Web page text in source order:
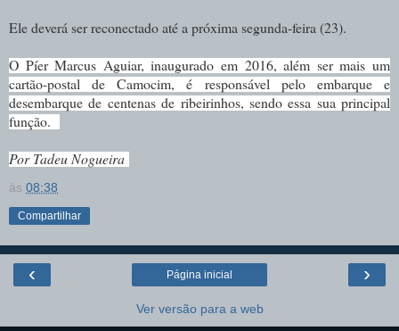
Ele deverá ser reconectado até a próxima segunda-feira (23).
O Píer Marcus Aguiar, inaugurado em 2016, além ser mais um
cartão-postal de Camocim, é responsável pelo embarque e
desembarque de centenas de ribeirinhos, sendo essa sua principal
função.
Por Tadeu Nogueira
às 08:38
Compartilhar
‹ ›
Página inicial
Ver versão para a web